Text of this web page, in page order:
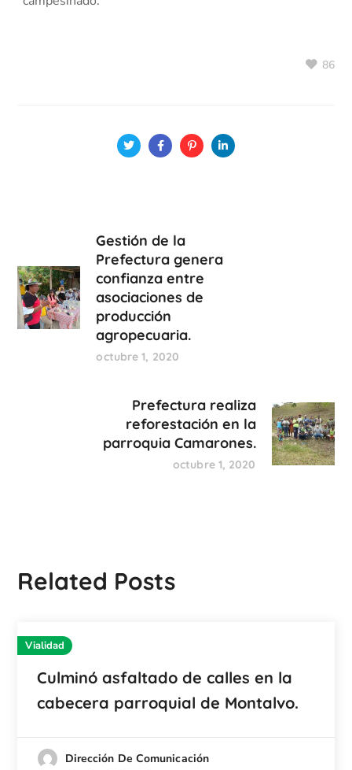
86
Gestión de la
Prefectura genera
confianza entre
asociaciones de
producción
agropecuaria.
octubre 1, 2020
Prefectura realiza
reforestación en la
parroquia Camarones.
octubre 1, 2020
Related Posts
Vialidad
Culminó asfaltado de calles en la
cabecera parroquial de Montalvo.
Dirección De Comunicación